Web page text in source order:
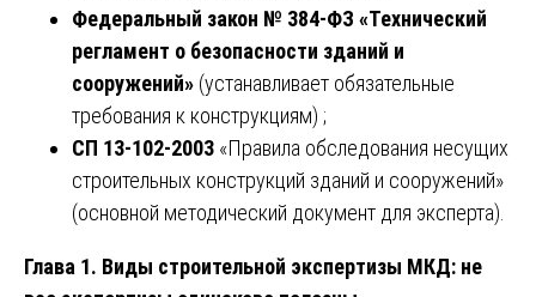
Федеральный закон № 384-ФЗ «Технический
регламент о безопасности зданий и
сооружений» (устанавливает обязательные
требования к конструкциям) ;
СП 13-102-2003 «Правила обследования несущих
строительных конструкций зданий и сооружений»
(основной методический документ для эксперта).
Глава 1. Виды строительной экспертизы МКД: не